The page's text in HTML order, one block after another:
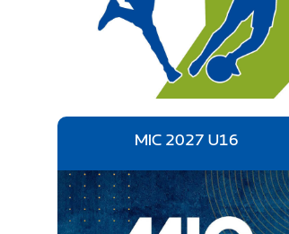
MIC 2027 U16